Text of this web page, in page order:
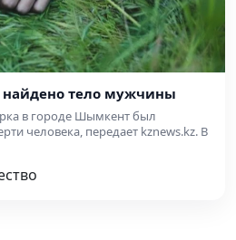
тело мужчины
в городе Шымкент был
человека, передает kznews.kz. В